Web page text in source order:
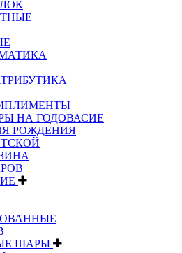
НА ГОДОВАСИЕ
РОЖДЕНИЯ
ШАРЫ